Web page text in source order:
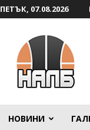
ПЕТЪК, 07.08.2026
НОВИНИ